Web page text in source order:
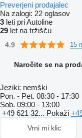
Preverjeni prodajalec
Na zalogi: 22 oglasov
3 leti pri Autoline
29 let na tržišču
4.9 15
Naročite se na
Jeziki: nemški
Pon. - Pet. 08:30 - 17:30
Sob. 09:00 - 13:00
+49 621 32... Pokaži
Vrni mi klic